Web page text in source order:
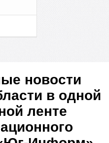
новости
в одной
ленте